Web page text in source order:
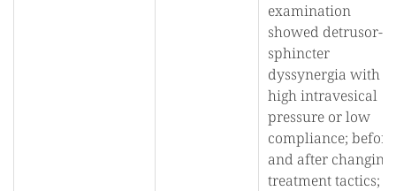
examination
showed detrusor-
sphincter
dyssynergia with
high intravesical
pressure or low
compliance; before
and after changing
treatment tactics;